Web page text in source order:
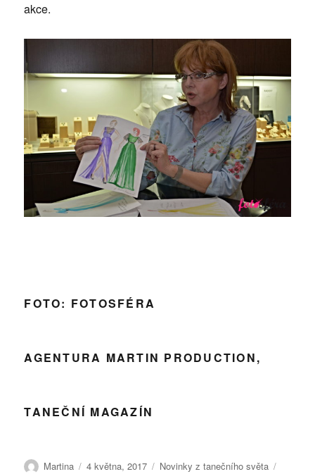
akce.
FOTO: FOTOSFÉRA
AGENTURA MARTIN PRODUCTION,
TANEČNÍ MAGAZÍN
Autor:
Martina Publikováno:
4 května, 2017 Rubriky:
Novinky z tanečního světa